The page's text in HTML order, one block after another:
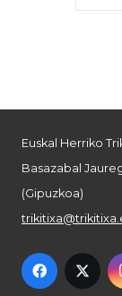
Euskal Herriko
Basazabal
(Gipuzkoa)